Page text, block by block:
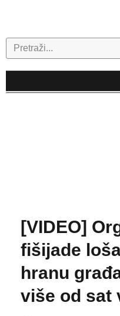
Search
[VIDEO]
fišijade
hranu
više od sat